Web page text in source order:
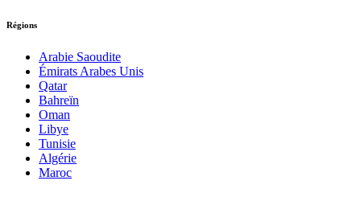
Régions
Arabie Saoudite
Émirats Arabes Unis
Qatar
Bahreïn
Oman
Libye
Tunisie
Algérie
Maroc